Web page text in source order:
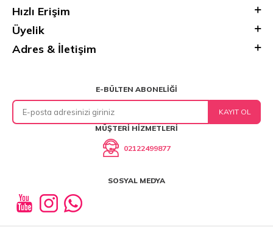
Hızlı Erişim
Üyelik
Adres & İletişim
E-BÜLTEN ABONELIĞI
KAYIT OL
MÜŞTERI HIZMETLERI
02122499877
SOSYAL MEDYA